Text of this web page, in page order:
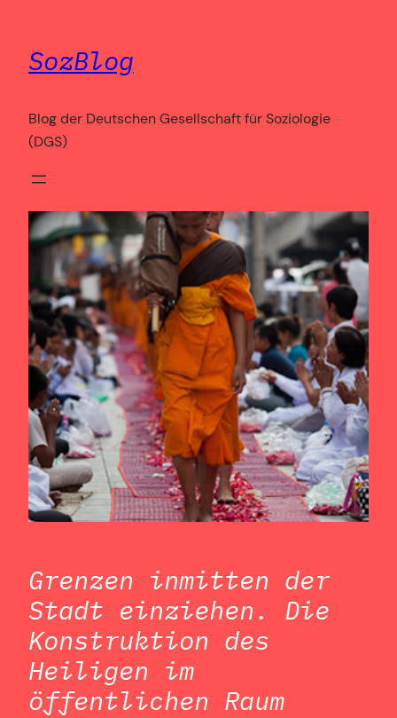
springen
SozBlog
Blog der Deutschen Gesellschaft für Soziologie
(DGS)
Grenzen inmitten der
Stadt einziehen. Die
Konstruktion des
Heiligen im
öffentlichen Raum